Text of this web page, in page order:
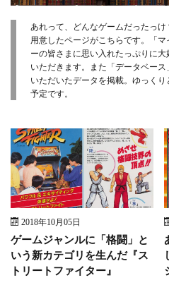
あれって、どんなゲームだったっ
用意したページがこちらです。「
ーの皆さまに思い入れたっぷりに
いただきます。また「データベー
いただいたデータを掲載。ゆっく
予定です。
2018年10月05日
ゲームジャンルに「格闘」と
いう新カテゴリを生んだ『ス
トリートファイター』